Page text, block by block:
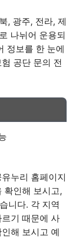
, 광주, 전라, 제
나뉘어 운용되
정보를 한 눈에
공단 문의 전
누리 홈페이지
확인해 보시고,
니다. 각 지역
기 때문에 사
해 보시고 예